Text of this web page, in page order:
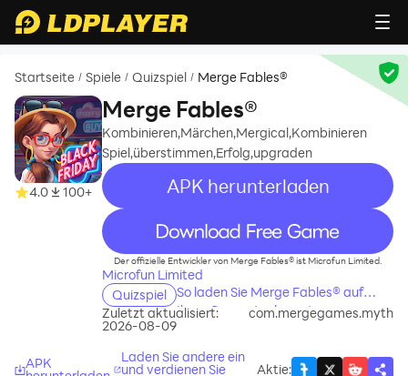
Startseite / Spiele / Quizspiel / Merge Fables®
4.0 100+
Merge Fables®
Kombinieren,Märchen,Mergical,Kombinieren
Spiel,überstimmen,Erfolg,upgraden
APK herunterladen
recommend
Der offizielle Entwickler von Merge Fables® ist Microfun Limited.
Microfun Limited
Quizspiel So laden Sie Merge Fables® auf
Ihren Computer herunter
Zuletzt aktualisiert:
2026-08-09
com.mergegames.myth
APK Laden Sie andere ein
und verdienen Sie Aktie: